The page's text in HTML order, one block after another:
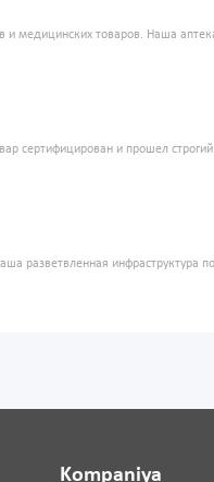
и медицинских товаров. Наша
сертифицирован и прошел
разветвленная инфраструктура
Kompaniya